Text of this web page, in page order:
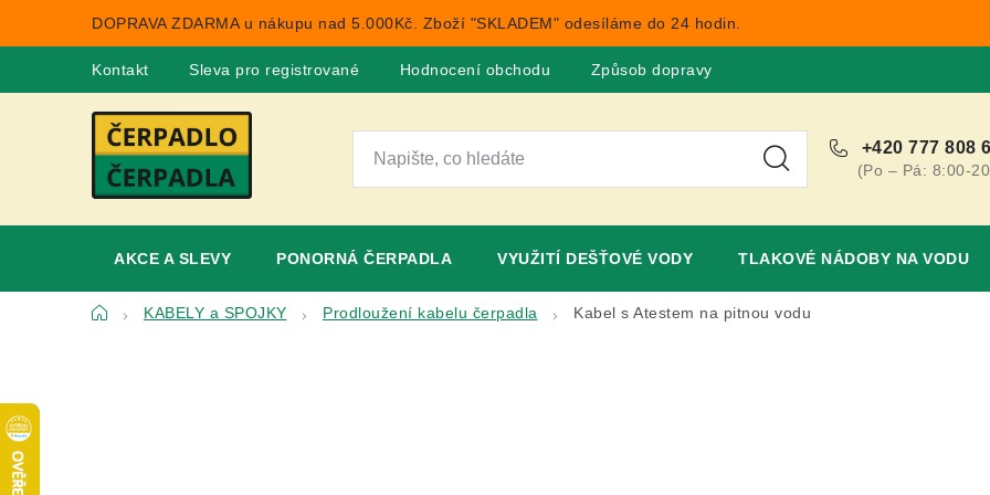
DOPRAVA ZDARMA u nákupu nad 5.000Kč. Zboží "SKLADEM" odesíláme do 24 hodin.
Kontakt Sleva pro registrované Hodnocení obchodu Způsob dopravy
+420 777 808
(Po – Pá: 8:00-
AKCE A SLEVY PONORNÁ ČERPADLA VYUŽITÍ DEŠŤOVÉ VODY TLAKOVÉ NÁDOBY NA VODU
DomůKABELY a SPOJKY Prodloužení kabelu čerpadla Kabel s Atestem na pitnou vodu